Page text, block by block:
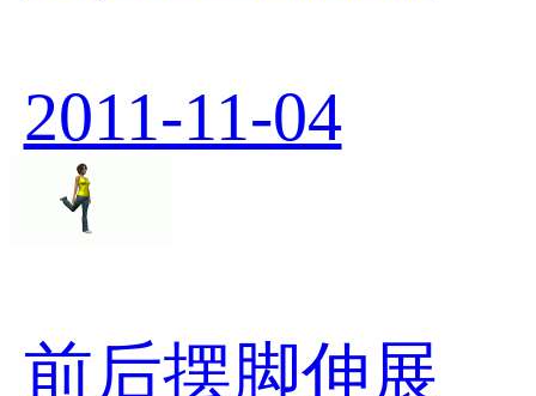
2011-11-04
前后摆脚伸展